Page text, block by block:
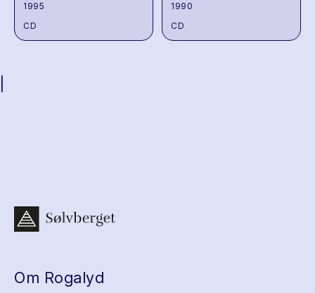
1995
CD
1990
CD
Om Rogalyd